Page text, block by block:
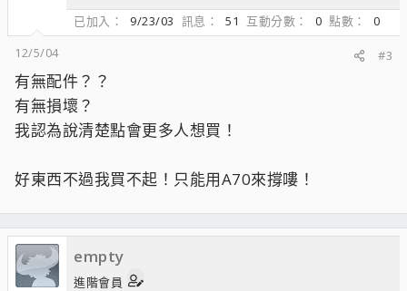
已加入
9/23/03 訊息 51 互動分數 0 點數
0
12/5/04
#3
有無配件？？
有無損壞？
我認為說清楚點會更多人想買！
好東西不過我買不起！只能用A70來撐嘍！
empty
進階會員